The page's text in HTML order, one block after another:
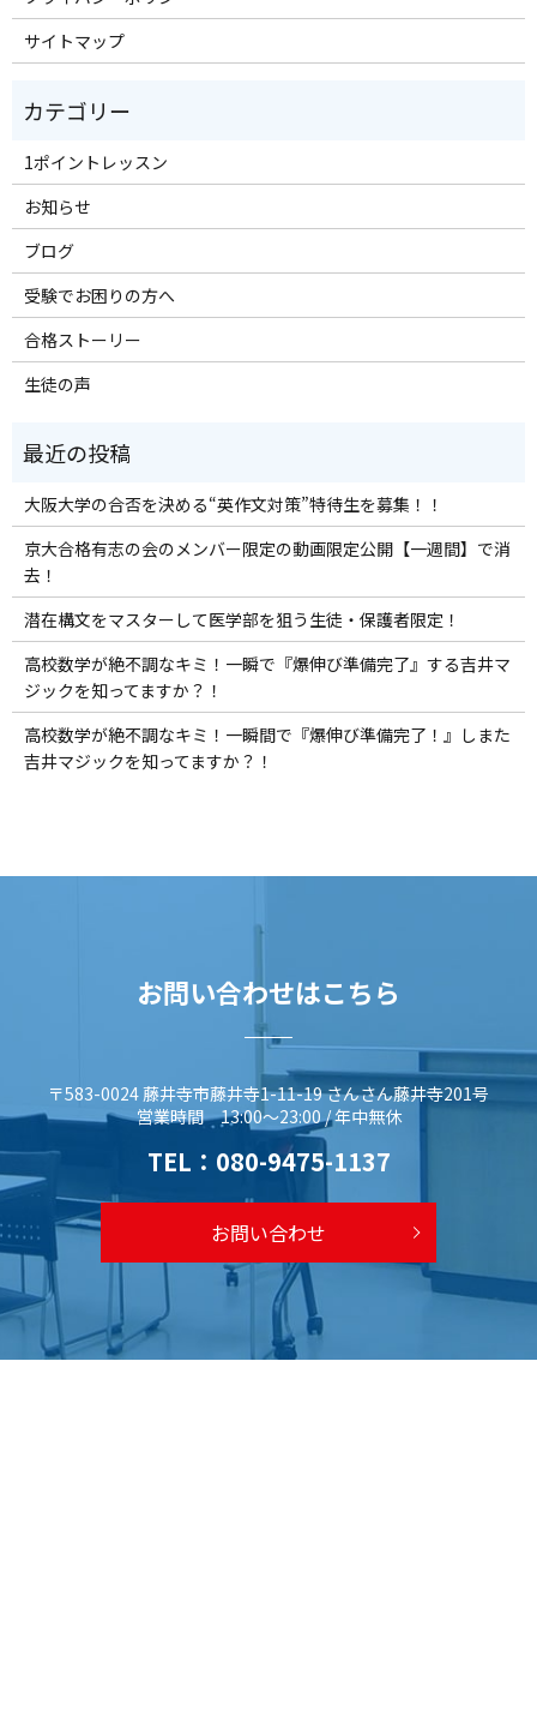
サイトマップ
1ポイントレッスン
お知らせ
ブログ
受験でお困りの方へ
合格ストーリー
生徒の声
大阪大学の合否を決める“英作文対策”特待生を募集！！
京大合格有志の会のメンバー限定の動画限定公開【一週間】で消
去！
潜在構文をマスターして医学部を狙う生徒・保護者限定！
高校数学が絶不調なキミ！一瞬で『爆伸び準備完了』する吉井マ
ジックを知ってますか？！
高校数学が絶不調なキミ！一瞬間で『爆伸び準備完了！』しまた
吉井マジックを知ってますか？！
お問い合わせはこちら
〒583-0024 藤井寺市藤井寺1-11-19 さんさん藤井寺201号
営業時間 13:00～23:00 / 年中無休
TEL： 080-9475-1137
お問い合わせ